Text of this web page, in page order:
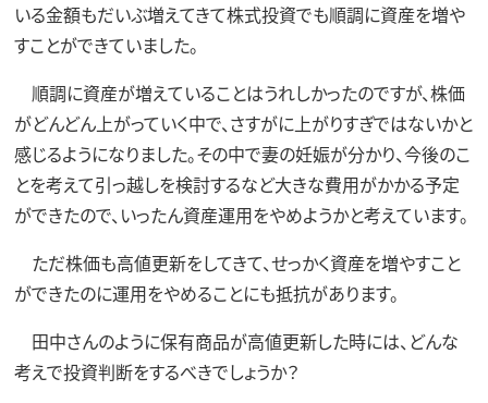
いる金額もだいぶ増えてきて株式投資でも順調に資産を増や
すことができていました。
順調に資産が増えていることはうれしかったのですが、株価
がどんどん上がっていく中で、さすがに上がりすぎではないかと
感じるようになりました。その中で妻の妊娠が分かり、今後のこ
とを考えて引っ越しを検討するなど大きな費用がかかる予定
ができたので、いったん資産運用をやめようかと考えています。
ただ株価も高値更新をしてきて、せっかく資産を増やすこと
ができたのに運用をやめることにも抵抗があります。
田中さんのように保有商品が高値更新した時には、どんな
考えで投資判断をするべきでしょうか？